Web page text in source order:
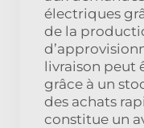
électriques
de la
livraison peut
grâce à un
des achats
constitue un